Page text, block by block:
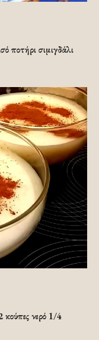
ποτήρι σιμιγδάλι
κούπες νερό 1/4